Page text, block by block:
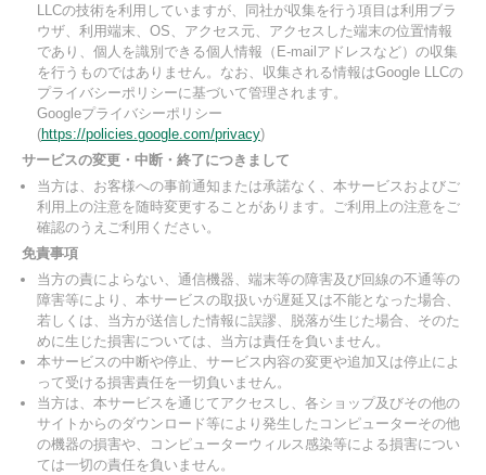
LLCの技術を利用していますが、同社が収集を行う項目は利用ブラ
ウザ、利用端末、OS、アクセス元、アクセスした端末の位置情報
であり、個人を識別できる個人情報（E-mailアドレスなど）の収集
を行うものではありません。なお、収集される情報はGoogle LLCの
プライバシーポリシーに基づいて管理されます。
Googleプライバシーポリシー
(https://policies.google.com/privacy)
サービスの変更・中断・終了につきまして
当方は、お客様への事前通知または承諾なく、本サービスおよびご
利用上の注意を随時変更することがあります。ご利用上の注意をご
確認のうえご利用ください。
免責事項
当方の責によらない、通信機器、端末等の障害及び回線の不通等の
障害等により、本サービスの取扱いが遅延又は不能となった場合、
若しくは、当方が送信した情報に誤謬、脱落が生じた場合、そのた
めに生じた損害については、当方は責任を負いません。
本サービスの中断や停止、サービス内容の変更や追加又は停止によ
って受ける損害責任を一切負いません。
当方は、本サービスを通じてアクセスし、各ショップ及びその他の
サイトからのダウンロード等により発生したコンピューターその他
の機器の損害や、コンピューターウィルス感染等による損害につい
ては一切の責任を負いません。